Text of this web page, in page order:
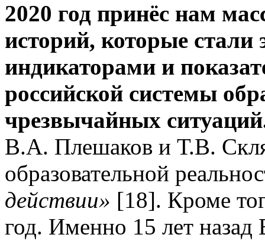
2020 год принёс нам
историй, которые
индикаторами и
российской системы
чрезвычайных
В.А. Плешаков и Т.В.
образовательной
действии» [18]. Кроме
год. Именно 15 лет